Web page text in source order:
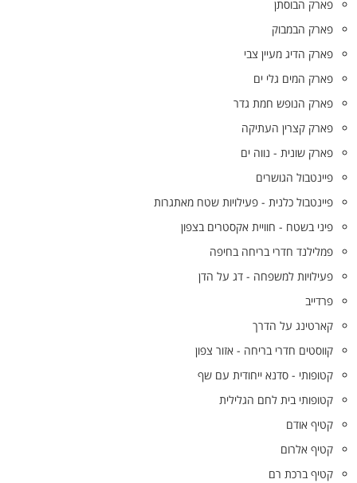
פארק הבוסתן
פארק הבמבוק
פארק הדיג מעיין צבי
פארק המים גלי ים
פארק הנופש חמת גדר
פארק קצרין העתיקה
פארק שונית - נווה ים
פיינטבול הגושרים
פיינטבול כלנית - פעילויות שטח מאתגרות
פיני בשטח - חוויית אקסטרים בצפון
פמלילנד חדרי בריחה בחיפה
פעילויות למשפחה - דג על הדן
פרדייב
קארטינג על הדרך
קווסטים חדרי בריחה - אזור צפון
קטופותי - סדנא ייחודית עם שף
קטופותי בית לחם הגלילית
קטיף אודם
קטיף אלרום
קטיף ברכת רם